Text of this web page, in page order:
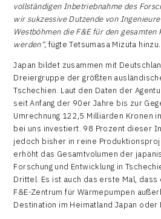
vollständigen Inbetriebnahme des
wir sukzessive Dutzende von
Westböhmen die F&E für den
werden“, fügte Tetsumasa Mizuta hinzu.
Japan bildet zusammen mit
Dreiergruppe der größten
Tschechien. Laut den Daten der
seit Anfang der 90er Jahre bis zur
Umrechnung 122,5 Milliarden Kronen
bei uns investiert. 98 Prozent dieser
jedoch bisher in reine
erhöht das Gesamtvolumen der
Forschung und Entwicklung in
Drittel. Es ist auch das erste Mal, dass
F&E-Zentrum für Wärmepumpen
Destination im Heimatland Japan oder